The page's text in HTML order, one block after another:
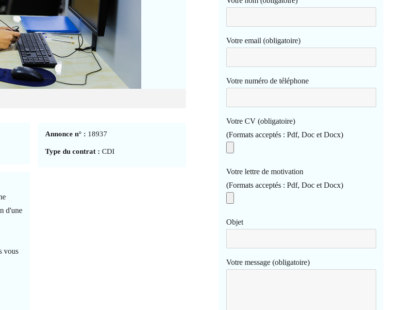
d'une
vous
Annonce n° : 18937
Type du contrat : CDI
Votre email (obligatoire)
Votre numéro de téléphone
Votre CV (obligatoire)
(Formats acceptés : Pdf, Doc et Docx)
Votre lettre de motivation
(Formats acceptés : Pdf, Doc et Docx)
Objet
Votre message (obligatoire)